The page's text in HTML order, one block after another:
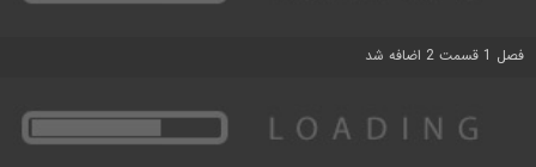
فصل 1 قسمت 2 اضافه شد